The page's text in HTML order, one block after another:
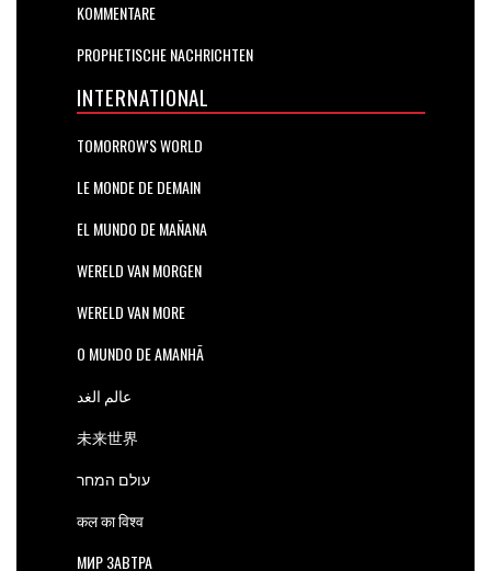
KOMMENTARE
PROPHETISCHE NACHRICHTEN
INTERNATIONAL
TOMORROW'S WORLD
LE MONDE DE DEMAIN
EL MUNDO DE MAÑANA
WERELD VAN MORGEN
WERELD VAN MORE
O MUNDO DE AMANHÃ
عالم الغد
未来世界
עולם המחר
कल का विश्व
МИР ЗАВТРА